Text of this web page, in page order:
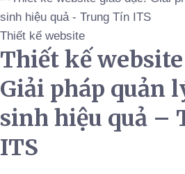
Thiết kế website
Thiết kế
Giải pháp quản
sinh hiệu quả –
ITS